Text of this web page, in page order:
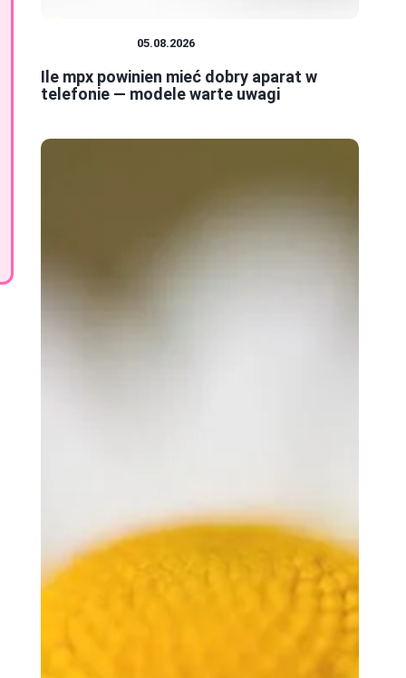
05.08.2026
Ile mpx powinien mieć dobry aparat w
telefonie — modele warte uwagi